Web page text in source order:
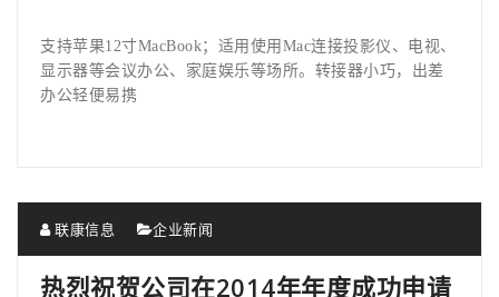
支持苹果12寸MacBook；适用使用Mac连接投影仪、电视、
显示器等会议办公、家庭娱乐等场所。转接器小巧，出差
办公轻便易携
联康信息 企业新闻
热烈祝贺公司在2014年年度成功申请